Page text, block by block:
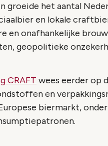
groeide het aantal
en lokale
en onafhankelijke
geopolitieke
CRAFT wees eerder op
en
biermarkt,